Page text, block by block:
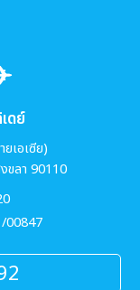
ดย์
เอเซีย)
ขลา 90110
00847